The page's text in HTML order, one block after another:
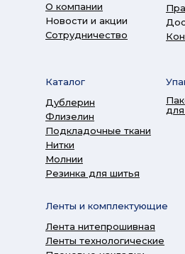
О компании
Новости и акции
Сотрудничество
Каталог
Дублерин
Флизелин
Подкладочные ткани
Нитки
Молнии
Резинка для шитья
Ленты и комплектующие
Лента нитепрошивная
Ленты технологические